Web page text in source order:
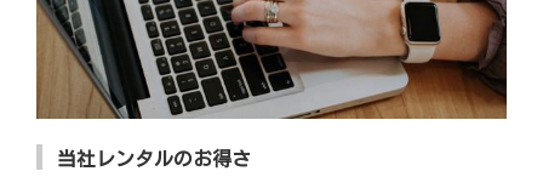
当社レンタルのお得さ